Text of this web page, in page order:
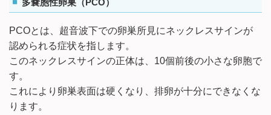
多嚢胞性卵巣（PCO）
PCOとは、超音波下での卵巣所見にネックレスサインが
認められる症状を指します。
このネックレスサインの正体は、10個前後の小さな卵胞で
す。
これにより卵巣表面は硬くなり、排卵が十分にできなくな
ります。